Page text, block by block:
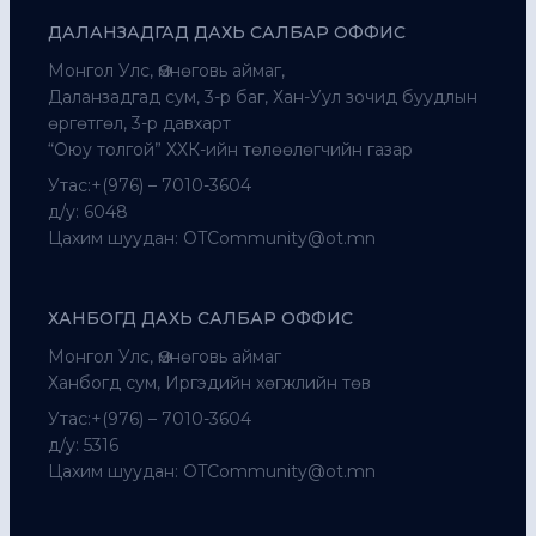
Send
ДАЛАНЗАДГАД ДАХЬ САЛБАР ОФФИС
Монгол Улс, Өмнөговь аймаг,
Даланзадгад сум, 3-р баг, Хан-Уул зочид буудлын
өргөтгөл, 3-р давхарт
“Оюу толгой” ХХК-ийн төлөөлөгчийн газар
Утас:+(976) – 7010-3604
д/у: 6048
Цахим шуудан: OTCommunity@ot.mn
ХАНБОГД ДАХЬ САЛБАР ОФФИС
Монгол Улс, Өмнөговь аймаг
Ханбогд сум, Иргэдийн хөгжлийн төв
Утас:+(976) – 7010-3604
д/у: 5316
Цахим шуудан: OTCommunity@ot.mn